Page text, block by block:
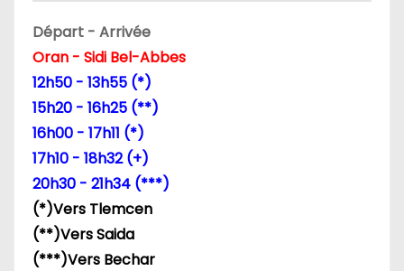
Départ - Arrivée
Oran - Sidi Bel-Abbes
12h50 - 13h55 (*)
15h20 - 16h25 (**)
16h00 - 17h11 (*)
17h10 - 18h32 (+)
20h30 - 21h34 (***)
(*)Vers Tlemcen
(**)Vers Saida
(***)Vers Bechar